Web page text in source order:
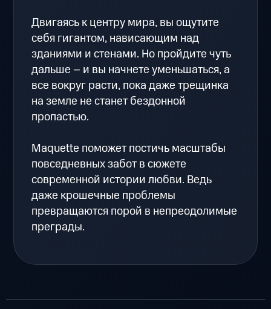
Двигаясь к центру мира, вы ощутите
себя гигантом, нависающим над
зданиями и стенами. Но пройдите чуть
дальше – и вы начнете уменьшаться, а
все вокруг расти, пока даже трещинка
на земле не станет бездонной
пропастью.
Maquette поможет постичь масштабы
повседневных забот в сюжете
современной истории любви. Ведь
даже крошечные проблемы
превращаются порой в непреодолимые
преграды.